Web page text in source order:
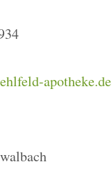
apotheke.de